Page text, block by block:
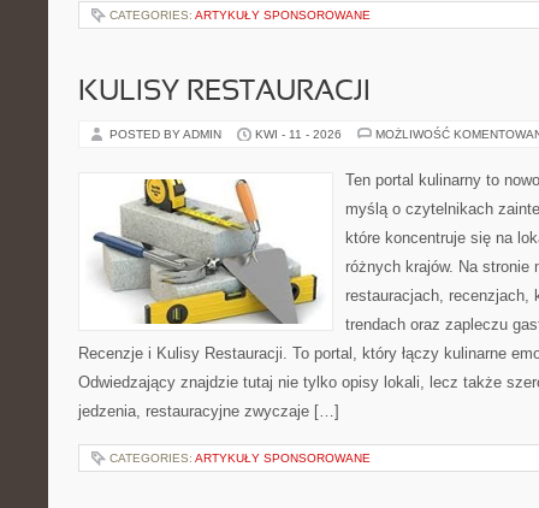
CATEGORIES: ARTYKUŁY SPONSOROWANE
KULISY RESTAURACJI
POSTED BY ADMIN KWI - 11 - 2026 MOŻLIWOŚĆ
Ten portal kulinarny to
myślą o czytelnikach
które koncentruje się na
różnych krajów. Na stronie
restauracjach, recenzjach,
trendach oraz zapleczu
Recenzje i Kulisy Restauracji. To portal, który łączy kulinarne
Odwiedzający znajdzie tutaj nie tylko opisy lokali, lecz także
jedzenia, restauracyjne zwyczaje […]
CATEGORIES: ARTYKUŁY SPONSOROWANE